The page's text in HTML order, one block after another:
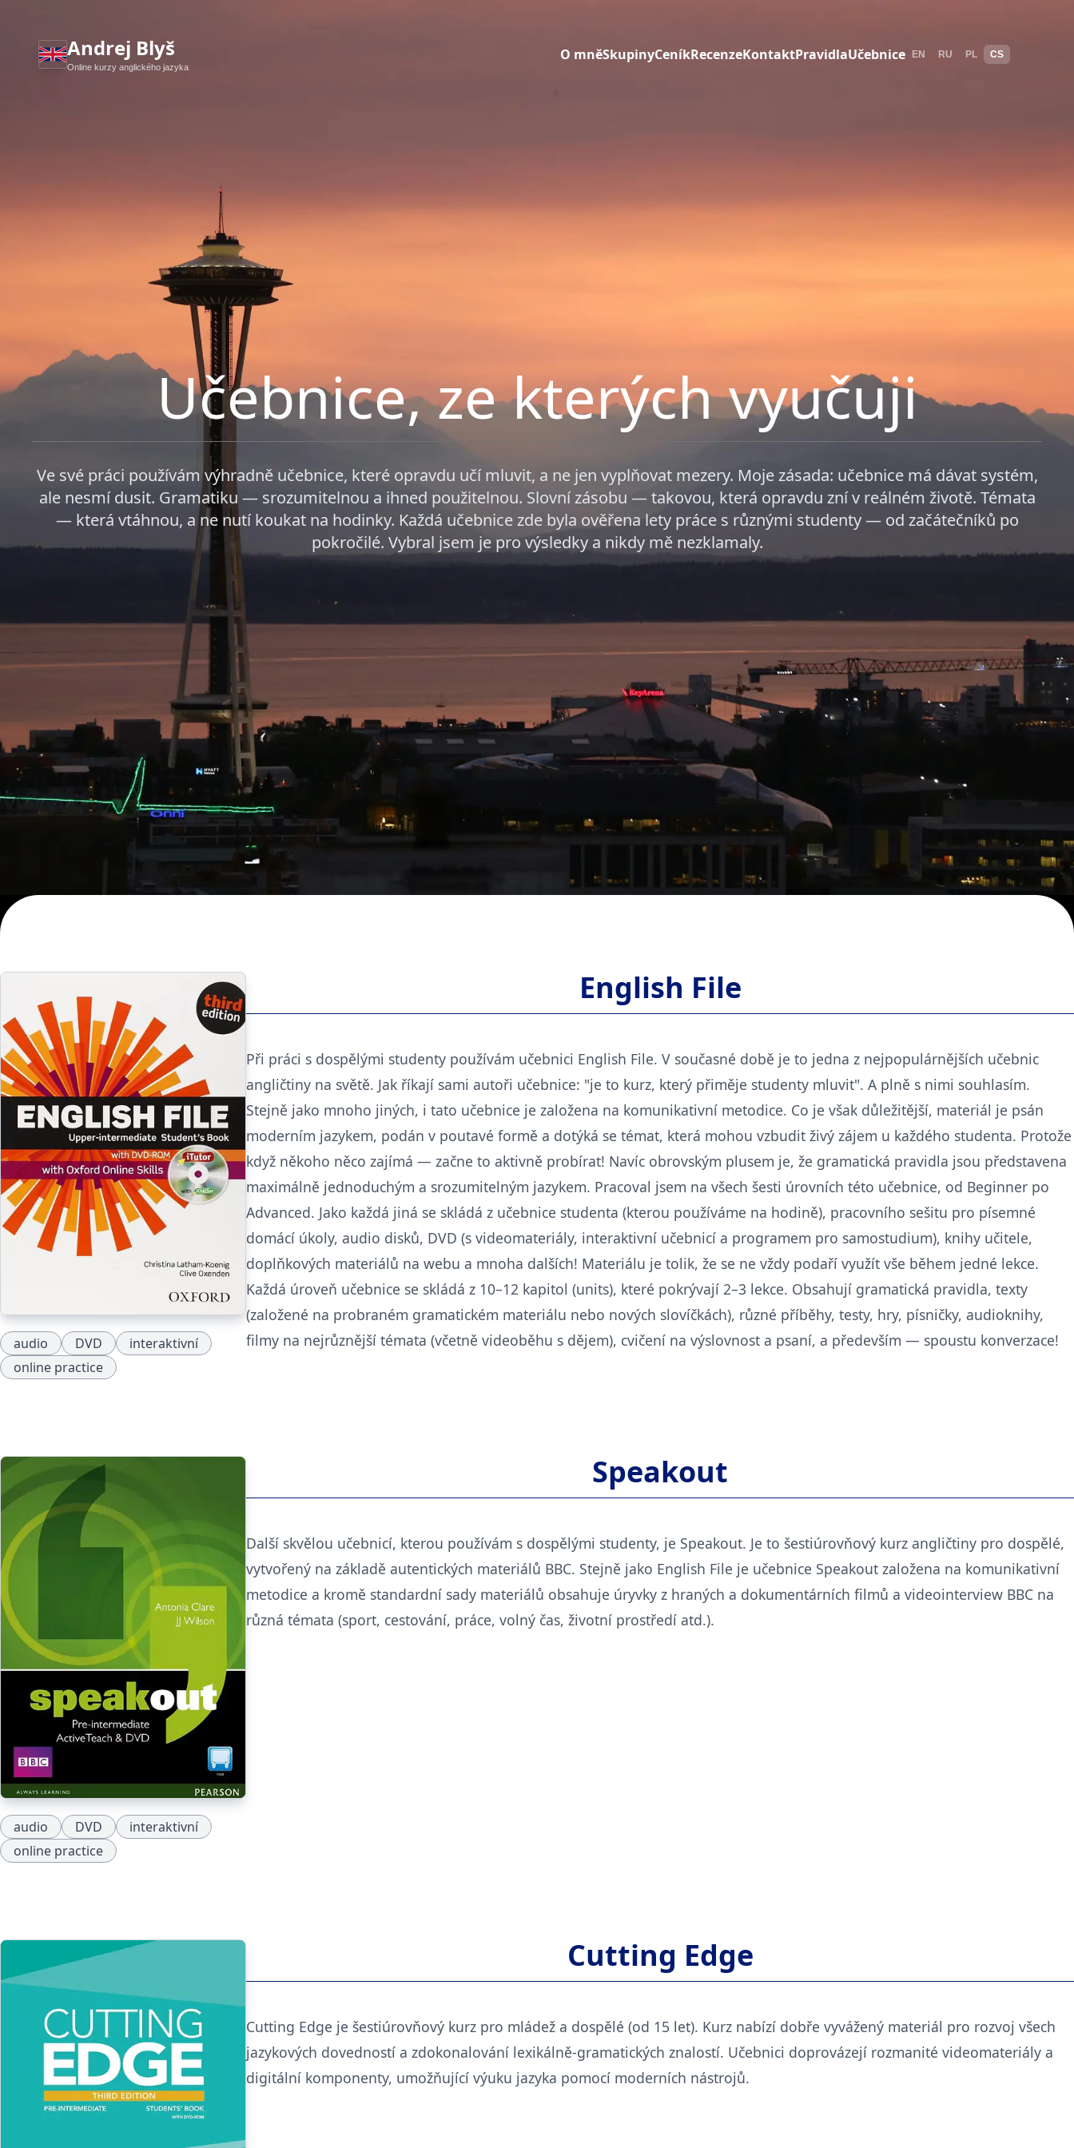
Andrej Blyš
Online kurzy anglického jazyka
O mněSkupinyCeníkRecenzeKontaktPravidlaUčebnice EN RU PL CS
Učebnice, ze kterých vyučuji
Ve své práci používám výhradně učebnice, které opravdu učí mluvit, a ne jen vyplňovat mezery. Moje zásada: učebnice má dávat systém,
ale nesmí dusit. Gramatiku — srozumitelnou a ihned použitelnou. Slovní zásobu — takovou, která opravdu zní v reálném životě. Témata
— která vtáhnou, a ne nutí koukat na hodinky. Každá učebnice zde byla ověřena lety práce s různými studenty — od začátečníků po
pokročilé. Vybral jsem je pro výsledky a nikdy mě nezklamaly.
audio DVD
interaktivní
online practice
English File
Při práci s dospělými studenty používám učebnici English File. V současné době je to jedna z nejpopulárnějších učebnic
angličtiny na světě. Jak říkají sami autoři učebnice: "je to kurz, který přiměje studenty mluvit". A plně s nimi souhlasím.
Stejně jako mnoho jiných, i tato učebnice je založena na komunikativní metodice. Co je však důležitější, materiál je psán
moderním jazykem, podán v poutavé formě a dotýká se témat, která mohou vzbudit živý zájem u každého studenta. Protože
když někoho něco zajímá — začne to aktivně probírat! Navíc obrovským plusem je, že gramatická pravidla jsou představena
maximálně jednoduchým a srozumitelným jazykem. Pracoval jsem na všech šesti úrovních této učebnice, od Beginner po
Advanced. Jako každá jiná se skládá z učebnice studenta (kterou používáme na hodině), pracovního sešitu pro písemné
domácí úkoly, audio disků, DVD (s videomateriály, interaktivní učebnicí a programem pro samostudium), knihy učitele,
doplňkových materiálů na webu a mnoha dalších! Materiálu je tolik, že se ne vždy podaří využít vše během jedné lekce.
Každá úroveň učebnice se skládá z 10–12 kapitol (units), které pokrývají 2–3 lekce. Obsahují gramatická pravidla, texty
(založené na probraném gramatickém materiálu nebo nových slovíčkách), různé příběhy, testy, hry, písničky, audioknihy,
filmy na nejrůznější témata (včetně videoběhu s dějem), cvičení na výslovnost a psaní, a především — spoustu konverzace!
audio DVD
interaktivní
online practice
Speakout
Další skvělou učebnicí, kterou používám s dospělými studenty, je Speakout. Je to šestiúrovňový kurz angličtiny pro dospělé,
vytvořený na základě autentických materiálů BBC. Stejně jako English File je učebnice Speakout založena na komunikativní
metodice a kromě standardní sady materiálů obsahuje úryvky z hraných a dokumentárních filmů a videointerview BBC na
různá témata (sport, cestování, práce, volný čas, životní prostředí atd.).
Cutting Edge
Cutting Edge je šestiúrovňový kurz pro mládež a dospělé (od 15 let). Kurz nabízí dobře vyvážený materiál pro rozvoj všech
jazykových dovedností a zdokonalování lexikálně-gramatických znalostí. Učebnici doprovázejí rozmanité videomateriály a
digitální komponenty, umožňující výuku jazyka pomocí moderních nástrojů.